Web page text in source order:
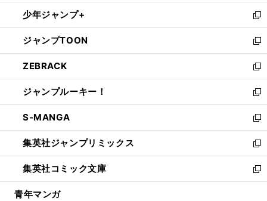
ウ
で
開
く
ン
ド
ウ
で
開
く
ウ
ィ
ン
ド
ウ
で
開
く
し
い
ウ
ィ
ン
ド
ウ
で
開
く
少年ジャンプ+
新
し
い
ウ
ィ
ン
ド
ウ
で
開
く
ジャンプTOON
新
し
い
ウ
ィ
ン
ド
ウ
で
開
く
ZEBRACK
新
し
い
ウ
ィ
ン
ド
ウ
で
開
ジャンプルーキー！
新
し
い
ウ
ィ
ン
ド
ウ
S-MANGA
新
し
い
ウ
ィ
ン
集英社ジャンプリミックス
新
し
い
ウ
集英社コミック文庫
新
し
青年マンガ